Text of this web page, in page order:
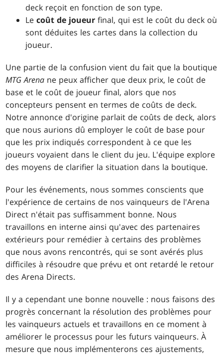
deck reçoit en fonction de son type.
Lecoût de joueur final, qui est le coût du deck où
sont déduites les cartes dans la collection du
joueur.
Une partie de la confusion vient du fait que la boutique
MTG Arena ne peux afficher que deux prix, le coût de
base et le coût de joueur final, alors que nos
concepteurs pensent en termes de coûts de deck.
Notre annonce d'origine parlait de coûts de deck, alors
que nous aurions dû employer le coût de base pour
que les prix indiqués correspondent à ce que les
joueurs voyaient dans le client du jeu. L'équipe explore
des moyens de clarifier la situation dans la boutique.
Pour les événements, nous sommes conscients que
l'expérience de certains de nos vainqueurs de l'Arena
Direct n'était pas suffisamment bonne. Nous
travaillons en interne ainsi qu'avec des partenaires
extérieurs pour remédier à certains des problèmes
que nous avons rencontrés, qui se sont avérés plus
difficiles à résoudre que prévu et ont retardé le retour
des Arena Directs.
Il y a cependant une bonne nouvelle : nous faisons des
progrès concernant la résolution des problèmes pour
les vainqueurs actuels et travaillons en ce moment à
améliorer le processus pour les futurs vainqueurs. À
mesure que nous implémenterons ces ajustements,